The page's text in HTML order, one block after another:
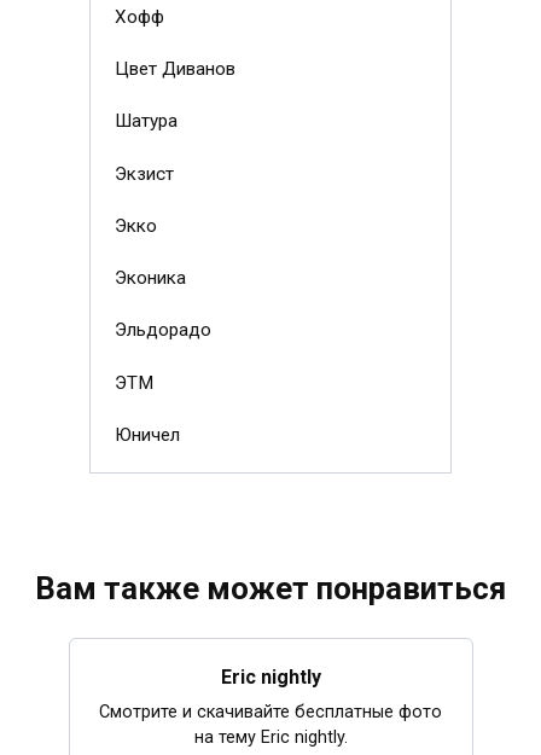
Хофф
Цвет Диванов
Шатура
Экзист
Экко
Эконика
Эльдорадо
ЭТМ
Юничел
Вам также может понравиться
Eric nightly
Смотрите и скачивайте бесплатные фото
на тему Eric nightly.